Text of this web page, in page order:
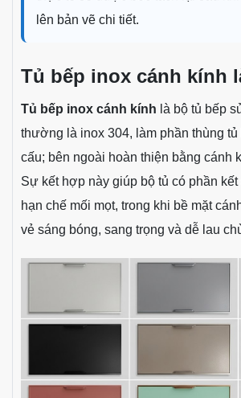
lên bản vẽ chi tiết.
Tủ bếp inox cánh kính
Tủ bếp inox cánh kính là bộ tủ bếp
thường là inox 304, làm phần thùng tủ
cấu; bên ngoài hoàn thiện bằng cánh
Sự kết hợp này giúp bộ tủ có phần kết
hạn chế mối mọt, trong khi bề mặt
vẻ sáng bóng, sang trọng và dễ lau